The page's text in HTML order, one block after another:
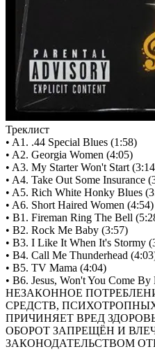
Треклист
• A1. .44 Special Blues (1:58)
• A2. Georgia Women (4:05)
• A3. My Starter Won't Start
• A4. Take Out Some Insurance
• A5. Rich White Honky Blues
• A6. Short Haired Women (4:54)
• B1. Fireman Ring The Bell
• B2. Rock Me Baby (3:57)
• B3. I Like It When It's Stormy
• B4. Call Me Thunderhead
• B5. TV Mama (4:04)
• B6. Jesus, Won't You Come By
НЕЗАКОННОЕ
СРЕДСТВ,
ПРИЧИНЯЕТ ВРЕД
ОБОРОТ ЗАПРЕЩЁН И
ЗАКОНОДАТЕЛЬСТВОМ